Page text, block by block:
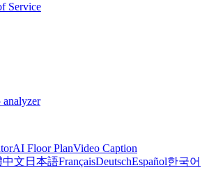
Service
analyzer
AI Floor PlanVideo Caption
中文 日本語FrançaisDeutschEspañol한국어